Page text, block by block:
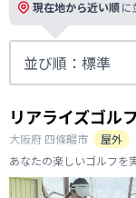
現在地から近い順に
リアライズゴル
大阪府 四條畷市
屋外
あなたの楽しいゴルフを